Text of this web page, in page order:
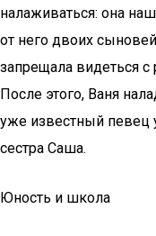
налаживаться: она
от него двоих
запрещала видеться
После этого, Ваня
уже известный певец
сестра Саша.
Юность и школа